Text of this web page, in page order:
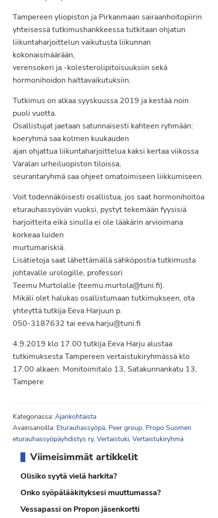
Tampereen yliopiston ja Pirkanmaan sairaanhoitopiirin
yhteisessä tutkimushankkeessa tutkitaan ohjatun
liikuntaharjoittelun vaikutusta liikunnan
kokonaismäärään,
verensokeri ja -kolesterolipitoisuuksiin sekä
hormonihoidon haittavaikutuksiin.
Tutkimus on alkaa syyskuussa 2019 ja kestää noin
puoli vuotta.
Osallistujat jaetaan satunnaisesti kahteen ryhmään:
koeryhmä saa kolmen kuukauden
ajan ohjattua liikuntaharjoittelua kaksi kertaa viikossa
Varalan urheiluopiston tiloissa,
seurantaryhmä saa ohjeet omatoimiseen liikkumiseen.
Voit todennäköisesti osallistua, jos saat hormonihoitoa
eturauhassyövän vuoksi, pystyt tekemään fyysisiä
harjoitteita eikä sinulla ei ole lääkärin arvioimana
korkeaa luiden
murtumariskiä.
Lisätietoja saat lähettämällä sähköpostia tutkimusta
johtavalle urologille, professori
Teemu Murtolalle (teemu.murtola@tuni.fi).
Mikäli olet halukas osallistumaan tutkimukseen, ota
yhteyttä tutkija Eeva Harjuun p.
050-3187632 tai eeva.harju@tuni.fi
4.9.2019 klo 17.00 tutkija Eeva Harju alustaa
tutkimuksesta Tampereen vertaistukiryhmässä klo
17.00 alkaen. Monitoimitalo 13, Satakunnankatu 13,
Tampere
Kategoriassa: Ajankohtaista
Avainsanoilla: Eturauhassyöpä, Peer group, Propo Suomen
eturauhassyöpäyhdistys ry, Vertaistuki, Vertaistukiryhmä
sivupalkki
Viimeisimmät artikkelit
Olisiko syytä vielä harkita?
Onko syöpälääkityksesi muuttumassa?
Vessapassi on Propon jäsenkortti